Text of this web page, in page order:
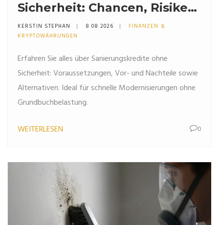
Sicherheit: Chancen, Risiken
und Alternativen im
Überblick
KERSTIN STEPHAN 8 08 2026
FINANZEN &
KRYPTOWÄHRUNGEN
Erfahren Sie alles über Sanierungskredite ohne
Sicherheit: Voraussetzungen, Vor- und Nachteile sowie
Alternativen. Ideal für schnelle Modernisierungen ohne
Grundbuchbelastung.
WEITERLESEN 0